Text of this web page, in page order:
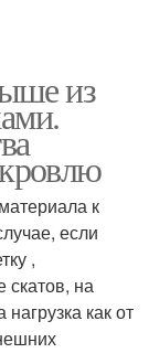
из
к
если
,
скатов, на
как от